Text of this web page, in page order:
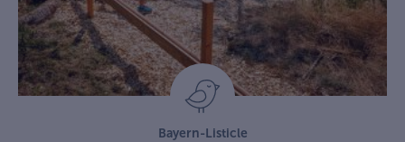
Bayern-Listicle